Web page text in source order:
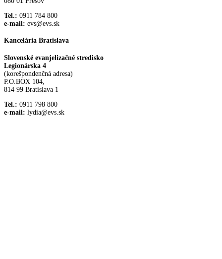
Tel.: 0911 784 800
e-mail: evs@evs.sk
Kancelária Bratislava
Slovenské evanjelizačné stredisko
Legionárska 4
(korešpondenčná adresa)
P.O.BOX 104,
814 99 Bratislava 1
Tel.: 0911 798 800
e-mail: lydia@evs.sk